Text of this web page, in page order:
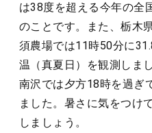
は38度を超える今年の全
のことです。また、栃木
須農場では11時50分に
温（真夏日）を観測しまし
南沢では夕方18時を過ぎ
ました。暑さに気をつけ
しましょう。